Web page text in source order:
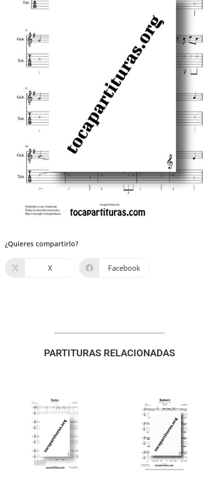
¿Quieres compartirlo?
X Facebook
PARTITURAS RELACIONADAS